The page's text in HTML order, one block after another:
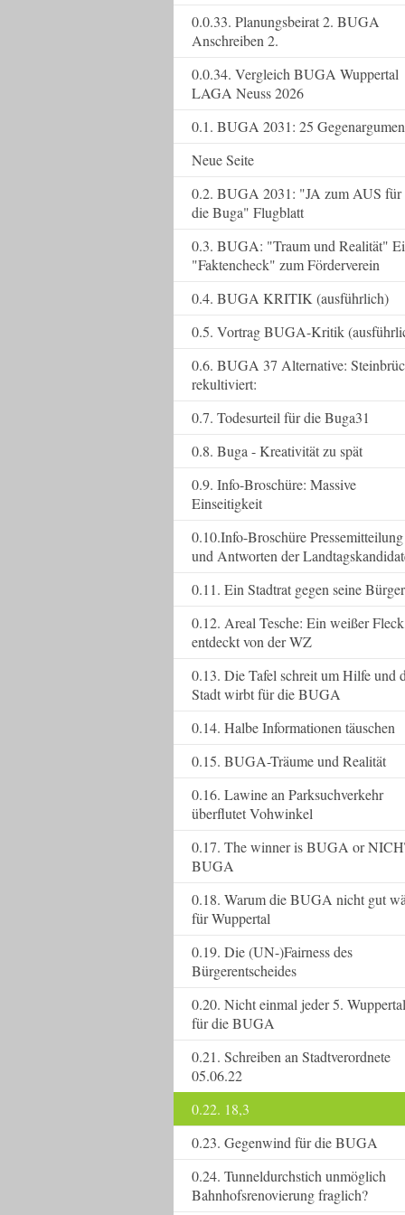
0.0.33. Planungsbeirat 2. BUGA
Anschreiben 2.
0.0.34. Vergleich BUGA Wuppertal
LAGA Neuss 2026
0.1. BUGA 2031: 25
Neue Seite
0.2. BUGA 2031: "JA zum AUS für
die Buga" Flugblatt
0.3. BUGA: "Traum und Realität"
"Faktencheck" zum Förderverein
0.4. BUGA KRITIK (ausführlich)
0.5. Vortrag BUGA-Kritik
0.6. BUGA 37 Alternative:
rekultiviert:
0.7. Todesurteil für die Buga31
0.8. Buga - Kreativität zu spät
0.9. Info-Broschüre: Massive
Einseitigkeit
0.10.Info-Broschüre Pressemitteilung
und Antworten der
0.11. Ein Stadtrat gegen seine Bürger
0.12. Areal Tesche: Ein weißer
entdeckt von der WZ
0.13. Die Tafel schreit um Hilfe und
Stadt wirbt für die BUGA
0.14. Halbe Informationen täuschen
0.15. BUGA-Träume und Realität
0.16. Lawine an Parksuchverkehr
überflutet Vohwinkel
0.17. The winner is BUGA or
BUGA
0.18. Warum die BUGA nicht gut
für Wuppertal
0.19. Die (UN-)Fairness des
Bürgerentscheides
0.20. Nicht einmal jeder 5.
für die BUGA
0.21. Schreiben an Stadtverordnete
05.06.22
0.22. 18,3
0.23. Gegenwind für die BUGA
0.24. Tunneldurchstich unmöglich
Bahnhofsrenovierung fraglich?